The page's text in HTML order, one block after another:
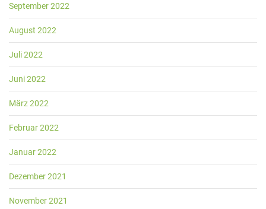
September 2022
August 2022
Juli 2022
Juni 2022
März 2022
Februar 2022
Januar 2022
Dezember 2021
November 2021